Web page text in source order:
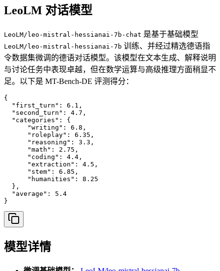
LeoLM 对话模型
LeoLM/leo-mistral-hessianai-7b-chat 是基于基础模型
LeoLM/leo-mistral-hessianai-7b 训练、并经过精选德语指
令数据集微调的德语对话模型。该模型在文本生成、解释说明
与讨论任务中表现卓越，但在数学运算与高级推理方面稍显不
足。以下是 MT-Bench-DE 评测得分：
{
  "first_turn": 6.1,
  "second_turn": 4.7,
  "categories": {
      "writing": 6.8,
      "roleplay": 6.35,
      "reasoning": 3.3,
      "math": 2.75,
      "coding": 4.4,
      "extraction": 4.5,
      "stem": 6.85,
      "humanities": 8.25
  },
  "average": 5.4
}
模型详情